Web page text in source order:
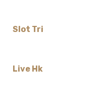
Slot Tri
Live Hk